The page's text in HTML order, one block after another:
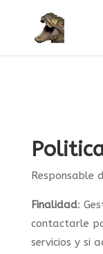
Responsable
Finalidad:
contactarle
servicios y si